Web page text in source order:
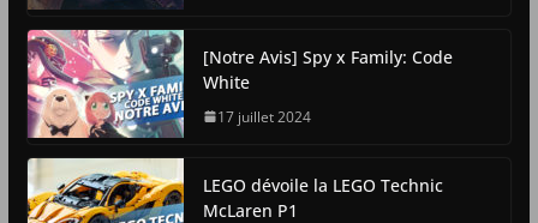
[Notre Avis] Spy x Family: Code
White
17 juillet 2024
LEGO dévoile la LEGO Technic
McLaren P1